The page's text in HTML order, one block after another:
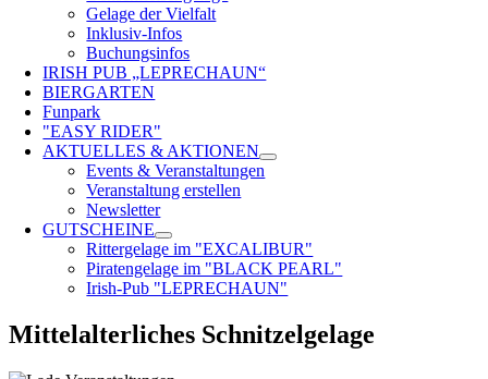
Gelage der Vielfalt
Inklusiv-Infos
Buchungsinfos
IRISH PUB „LEPRECHAUN“
BIERGARTEN
Funpark
"EASY RIDER"
AKTUELLES & AKTIONEN
Events & Veranstaltungen
Veranstaltung erstellen
Newsletter
GUTSCHEINE
Rittergelage im "EXCALIBUR"
Piratengelage im "BLACK PEARL"
Irish-Pub "LEPRECHAUN"
Mittelalterliches Schnitzelgelage